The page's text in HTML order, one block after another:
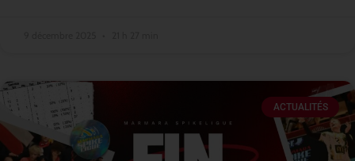
ACTUALITÉS